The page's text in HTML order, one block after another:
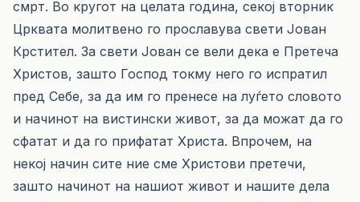
смрт. Во кругот на целата година, секој вторник
Црквата молитвено го прославува свети Јован
Крстител. За свети Јован се вели дека е Претеча
Христов, зашто Господ токму него го испратил
пред Себе, за да им го пренесе на луѓето словото
и начинот на вистински живот, за да можат да го
сфатат и да го прифатат Христа. Впрочем, на
некој начин сите ние сме Христови претечи,
зашто начинот на нашиот живот и нашите дела